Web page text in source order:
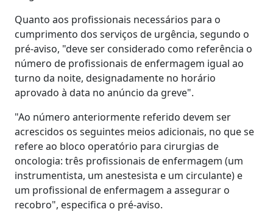
Quanto aos profissionais necessários para o
cumprimento dos serviços de urgência, segundo o
pré-aviso, "deve ser considerado como referência o
número de profissionais de enfermagem igual ao
turno da noite, designadamente no horário
aprovado à data no anúncio da greve".
"Ao número anteriormente referido devem ser
acrescidos os seguintes meios adicionais, no que se
refere ao bloco operatório para cirurgias de
oncologia: três profissionais de enfermagem (um
instrumentista, um anestesista e um circulante) e
um profissional de enfermagem a assegurar o
recobro", especifica o pré-aviso.